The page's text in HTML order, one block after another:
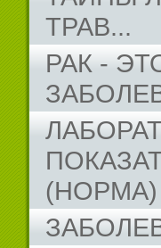
ТРАВ...
РАК -
(НОРМА)